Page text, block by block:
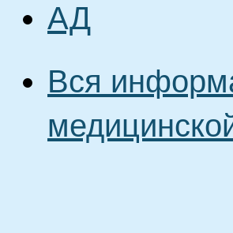
АД
Вся